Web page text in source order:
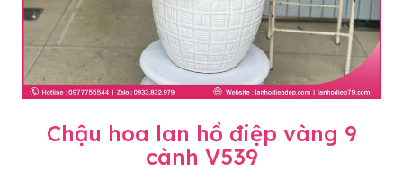
Chậu hoa lan hồ điệp vàng 9
cành V539